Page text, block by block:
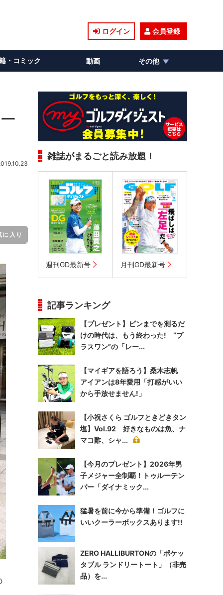
ログイン 会員登録
・コミック 動画 その他
に入り
雑誌がまるごと読み放題！
週刊GD最新号 月刊GD最新号
記事ランキング
【プレゼント】ピンまでを測るだ
けの時代は、もう終わった! “プ
ラスワン”の「レー...
【マイギアを語ろう】桑木志帆
アイアンは8年愛用「打感がいい
から手放せません!」
【小祝さくら ゴルフときどきタン
塩】Vol.92 好きなものは魚、ナ
マコ酢、シャ...
【今月のプレゼント】2026年男
子メジャー全制覇！トゥルーテン
パー「ダイナミック...
猛暑を前に今から準備！ゴルフに
いいクーラーボックスあります!!
ZERO HALLIBURTONの「ポケッ
タブル ランドリートート」（非売
品）を...